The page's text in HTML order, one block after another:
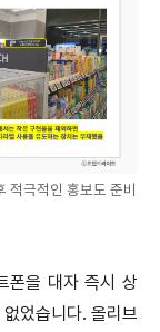
적극적인 홍보도 준비
폰을 대자 즉시 상
었습니다. 올리브